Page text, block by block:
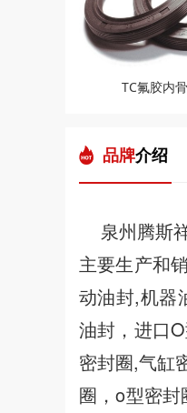
TC氟胶内
品牌介绍
泉州腾斯
主要生产和
动油封,机器
油封，进口
密封圈,气缸
圈，o型密